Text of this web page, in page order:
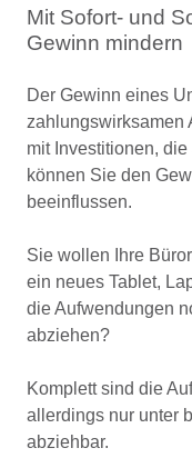
Mit Sofort- und
Gewinn mindern
Der Gewinn eines
zahlungswirksamen
mit Investitionen,
können Sie den
beeinflussen.
Sie wollen Ihre
ein neues Tablet,
die Aufwendungen
abziehen?
Komplett sind die
allerdings nur unter
abziehbar.